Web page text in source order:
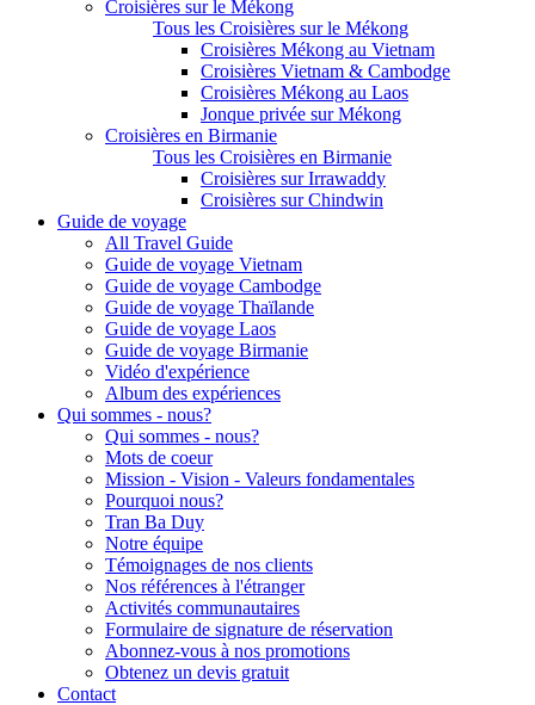
Croisières sur le Mékong
Tous les Croisières sur le Mékong
Croisières Mékong au Vietnam
Croisières Vietnam & Cambodge
Croisières Mékong au Laos
Jonque privée sur Mékong
Croisières en Birmanie
Tous les Croisières en Birmanie
Croisières sur Irrawaddy
Croisières sur Chindwin
Guide de voyage
All Travel Guide
Guide de voyage Vietnam
Guide de voyage Cambodge
Guide de voyage Thaïlande
Guide de voyage Laos
Guide de voyage Birmanie
Vidéo d'expérience
Album des expériences
Qui sommes - nous?
Qui sommes - nous?
Mots de coeur
Mission - Vision - Valeurs fondamentales
Pourquoi nous?
Tran Ba Duy
Notre équipe
Témoignages de nos clients
Nos références à l'étranger
Activités communautaires
Formulaire de signature de réservation
Abonnez-vous à nos promotions
Obtenez un devis gratuit
Contact